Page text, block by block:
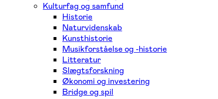
Kulturfag og samfund
Historie
Naturvidenskab
Kunsthistorie
Musikforståelse og -historie
Litteratur
Slægtsforskning
Økonomi og investering
Bridge og spil